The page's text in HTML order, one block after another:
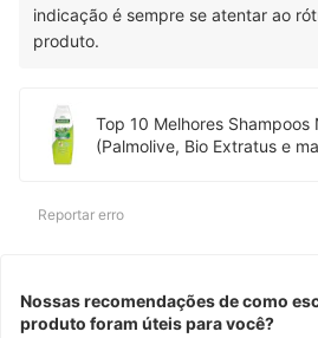
indicação é sempre se atentar ao
produto.
Top 10 Melhores Shampoos
(Palmolive, Bio Extratus e
Reportar erro
Nossas recomendações de como
produto foram úteis para você?